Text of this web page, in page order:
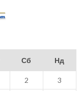
Сб Нд
2 3